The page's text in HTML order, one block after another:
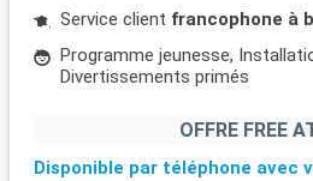
Service client francophone à
Programme jeunesse,
Divertissements primés
OFFRE FREE
Disponible par téléphone avec